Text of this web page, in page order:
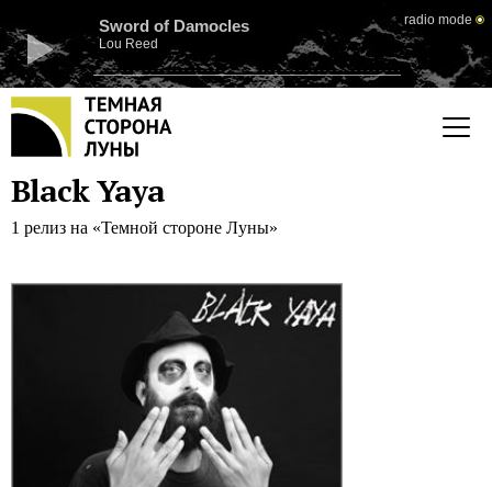
Sword of Damocles
Lou Reed
radio mode
Black Yaya
1 релиз на «Темной стороне Луны»